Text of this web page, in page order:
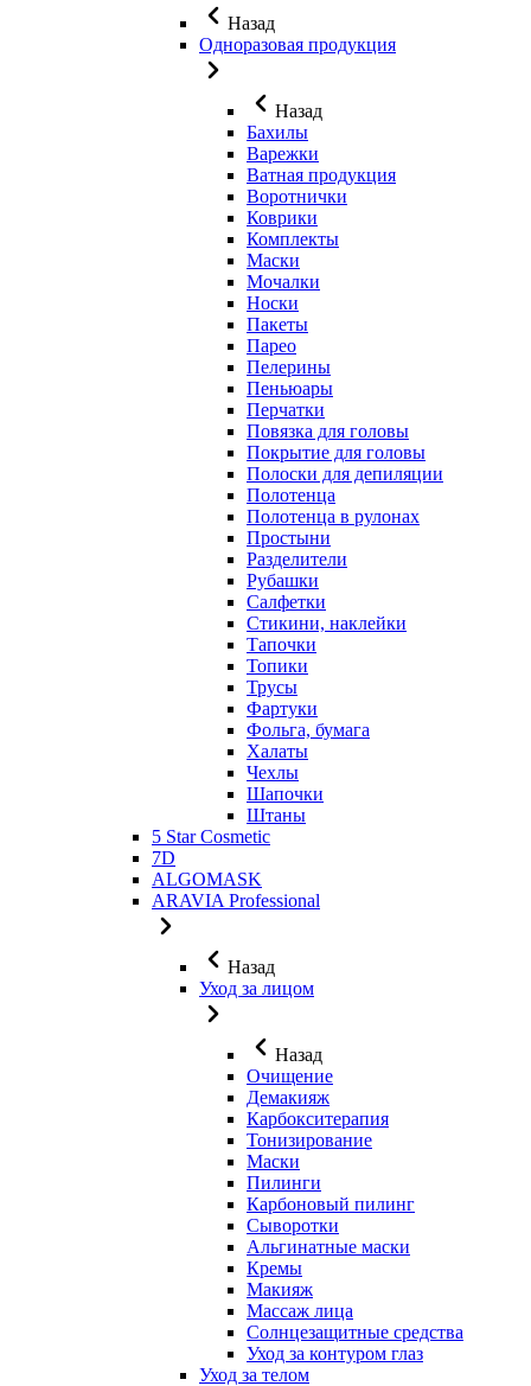
Назад
Одноразовая продукция
Назад
Бахилы
Варежки
Ватная продукция
Воротнички
Коврики
Комплекты
Маски
Мочалки
Носки
Пакеты
Парео
Пелерины
Пеньюары
Перчатки
Повязка для головы
Покрытие для головы
Полоски для депиляции
Полотенца
Полотенца в рулонах
Простыни
Разделители
Рубашки
Салфетки
Стикини, наклейки
Тапочки
Топики
Трусы
Фартуки
Фольга, бумага
Халаты
Чехлы
Шапочки
Штаны
5 Star Cosmetic
7D
ALGOMASK
ARAVIA Professional
Назад
Уход за лицом
Назад
Очищение
Демакияж
Карбокситерапия
Тонизирование
Маски
Пилинги
Карбоновый пилинг
Сыворотки
Альгинатные маски
Кремы
Макияж
Массаж лица
Солнцезащитные средства
Уход за контуром глаз
Уход за телом